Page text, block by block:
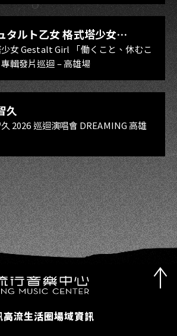
小庫
タルト乙女 格式塔少女
Girl
女 Gestalt Girl 「働くこと、休むこ
輯發片巡迴 – 高雄場
久
2026 巡迴演唱會 DREAMING 高雄
高流生活圈場域資訊